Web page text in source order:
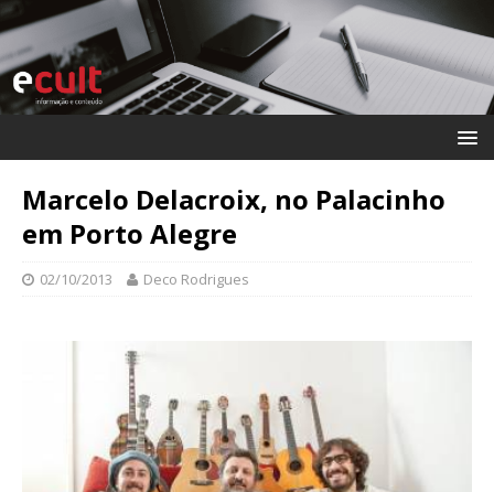
Marcelo Delacroix, no Palacinho
em Porto Alegre
02/10/2013 Deco Rodrigues